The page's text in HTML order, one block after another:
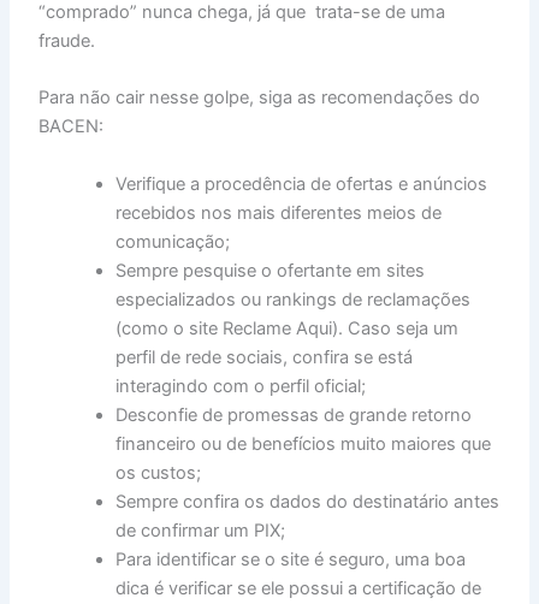
“comprado” nunca chega, já que trata-se de uma
fraude.
Para não cair nesse golpe, siga as recomendações do
BACEN:
Verifique a procedência de ofertas e anúncios
recebidos nos mais diferentes meios de
comunicação;
Sempre pesquise o ofertante em sites
especializados ou rankings de reclamações
(como o site Reclame Aqui). Caso seja um
perfil de rede sociais, confira se está
interagindo com o perfil oficial;
Desconfie de promessas de grande retorno
financeiro ou de benefícios muito maiores que
os custos;
Sempre confira os dados do destinatário antes
de confirmar um PIX;
Para identificar se o site é seguro, uma boa
dica é verificar se ele possui a certificação de